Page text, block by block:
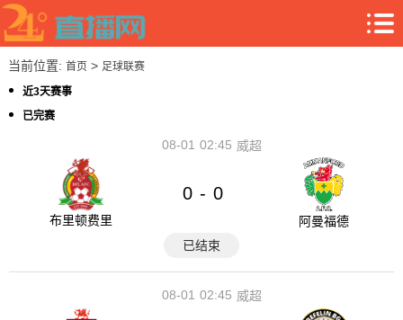
当前位置: 首页> 足球联赛
近3天赛事
已完赛
02:45
08-01 威超
布里顿费里
0 - 0
阿曼福德
已结束
02:45
08-01 威超